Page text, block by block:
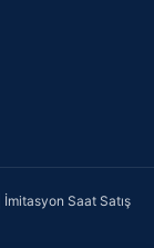
| İmitasyon Saat Satış